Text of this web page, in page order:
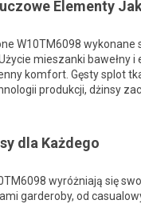
Elementy
W10TM6098
mieszanki bawełny
komfort. Gęsty splot
produkcji, dżinsy
dla Każdego
wyróżniają się
garderoby, od